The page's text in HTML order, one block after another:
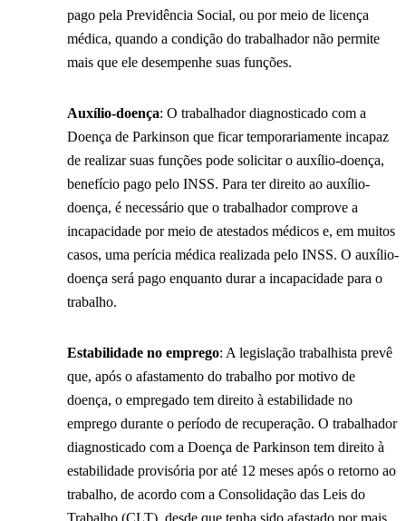
pago pela Previdência Social, ou por meio de licença
médica, quando a condição do trabalhador não permite
mais que ele desempenhe suas funções.
Auxílio-doença: O trabalhador diagnosticado com a
Doença de Parkinson que ficar temporariamente incapaz
de realizar suas funções pode solicitar o auxílio-doença,
benefício pago pelo INSS. Para ter direito ao auxílio-
doença, é necessário que o trabalhador comprove a
incapacidade por meio de atestados médicos e, em muitos
casos, uma perícia médica realizada pelo INSS. O auxílio-
doença será pago enquanto durar a incapacidade para o
trabalho.
Estabilidade no emprego: A legislação trabalhista prevê
que, após o afastamento do trabalho por motivo de
doença, o empregado tem direito à estabilidade no
emprego durante o período de recuperação. O trabalhador
diagnosticado com a Doença de Parkinson tem direito à
estabilidade provisória por até 12 meses após o retorno ao
trabalho, de acordo com a Consolidação das Leis do